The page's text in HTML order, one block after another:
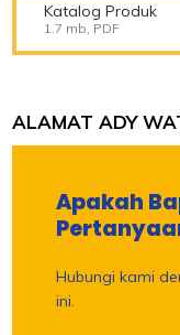
Katalog Produk
1.7 mb, PDF
ALAMAT ADY
Apakah
Hubungi kami
ini.